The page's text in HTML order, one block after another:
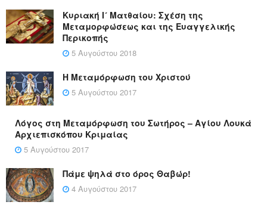
Κυριακή Ι´ Ματθαίου: Σχέση της
Μεταμορφώσεως και της Ευαγγελικής
Περικοπής
5 Αυγούστου 2018
Η Μεταμόρφωση του Χριστού
5 Αυγούστου 2017
Λόγος στη Μεταμόρφωση του Σωτήρος – Αγίου Λουκά
Αρχιεπισκόπου Κριμαίας
5 Αυγούστου 2017
Πάμε ψηλά στο όρος Θαβώρ!
4 Αυγούστου 2017